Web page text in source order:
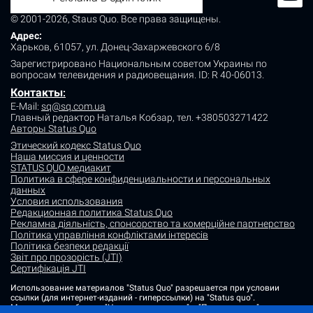
© 2001-2026, Staus Quo. Все права защищены.
Адрес:
Харьков, 61057, ул. Донец-Захаржевского 6/8
Зарегистрировано Национальным советом Украины по
вопросам телевидения и радиовещания. ID: R 40-06013.
Контакты:
E-Mail: sq@sq.com.ua
Главный редактор Наталья Кобзар, тел. +380503271422
Авторы Status Quo
Этический кодекс Status Quo
Наша миссия и ценности
STATUS QUO медиакит
Политика в сфере конфиденциальности и персональных
данных
Условия использования
Редакционная политика Status Quo
Рекламна діяльність, спонсорство та комерційне партнерство
Політика управління конфліктами інтересів
Політика безпеки редакції
Звіт про прозорість (JTI)
Сертифікація JTI
Использование материалов "Status Quo" разрешается при условии
ссылки (для интернет-изданий - гиперссылки) на "Status quo".
Материалы в рубриках "Новости партнеров" и "Пресс-релизы"